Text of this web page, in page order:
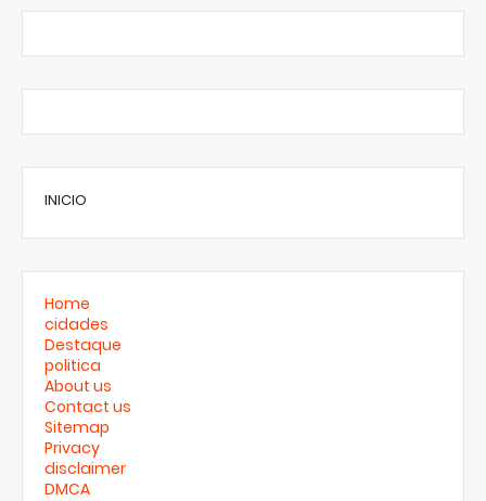
INICIO
Home
cidades
Destaque
politica
About us
Contact us
Sitemap
Privacy
disclaimer
DMCA